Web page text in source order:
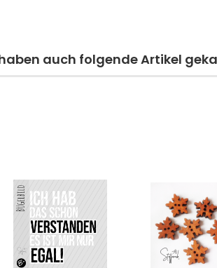
auch folgende Artikel